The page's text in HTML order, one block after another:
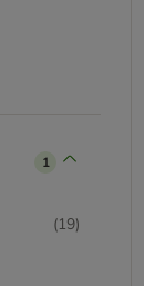
1
(19)